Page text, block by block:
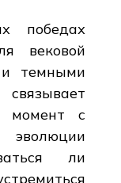
победах
вековой
темными
момент с
ли